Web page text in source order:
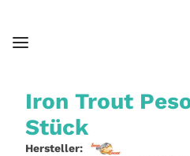
Iron Trout
Stück
Hersteller: